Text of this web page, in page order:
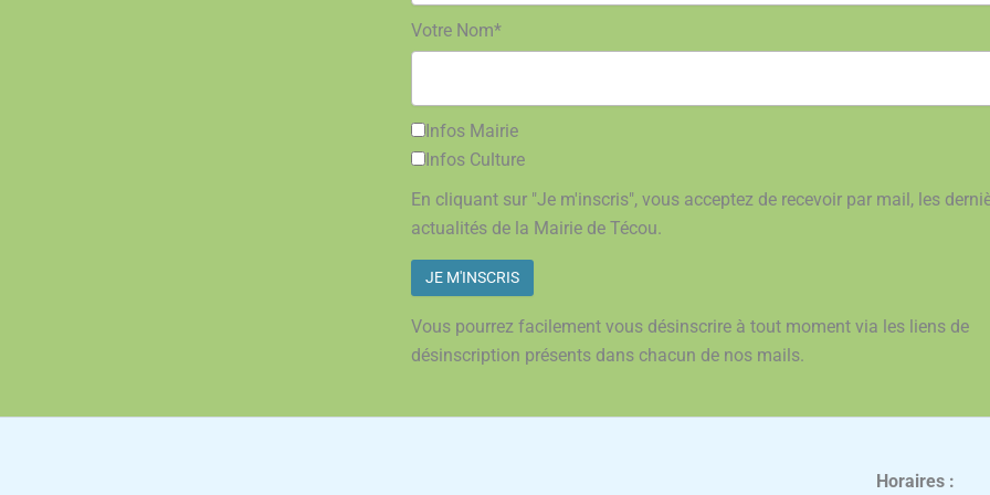
Votre Nom*
Infos Mairie
Infos Culture
En cliquant sur "Je m'inscris", vous acceptez de recevoir par mail, les
actualités de la Mairie de Técou.
Vous pourrez facilement vous désinscrire à tout moment via les liens de
désinscription présents dans chacun de nos mails.
Horaires :